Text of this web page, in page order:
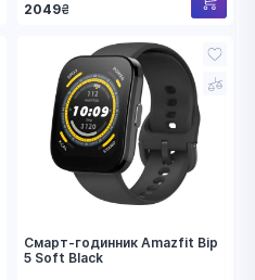
2049₴
Смарт-годинник Amazfit Bip
5 Soft Black